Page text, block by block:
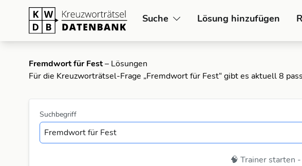
Suche Lösung hinzufügen
Fremdwort für Fest– Lösungen
Für die Kreuzworträtsel-Frage „Fremdwort für Fest“ gibt es aktuell 8
Suchbegriff
🧠 Trainer starten